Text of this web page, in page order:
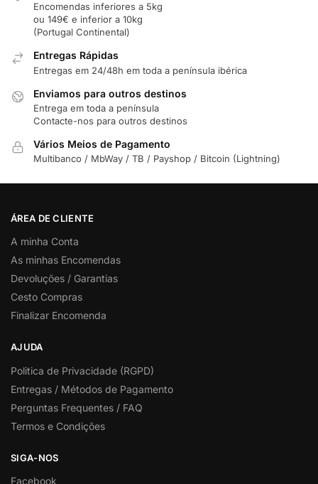
Encomendas inferiores a 5kg
ou 149€ e inferior a 10kg
(Portugal Continental)
Entregas Rápidas
Entregas em 24/48h em toda a península ibérica
Enviamos para outros destinos
Entrega em toda a península
Contacte-nos para outros destinos
Vários Meios de Pagamento
Multibanco / MbWay / TB / Payshop / Bitcoin (Lightning)
ÁREA DE CLIENTE
A minha Conta
As minhas Encomendas
Devoluções / Garantias
Cesto Compras
Finalizar Encomenda
AJUDA
Politica de Privacidade (RGPD)
Entregas / Métodos de Pagamento
Perguntas Frequentes / FAQ
Termos e Condições
SIGA-NOS
Facebook